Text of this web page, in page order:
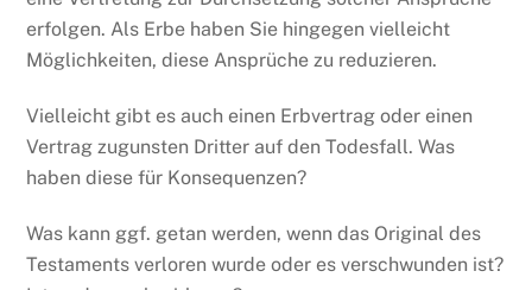
erfolgen. Als Erbe haben Sie hingegen vielleicht
Möglichkeiten, diese Ansprüche zu reduzieren.
Vielleicht gibt es auch einen Erbvertrag oder einen
Vertrag zugunsten Dritter auf den Todesfall. Was
haben diese für Konsequenzen?
Was kann ggf. getan werden, wenn das Original des
Testaments verloren wurde oder es verschwunden ist?